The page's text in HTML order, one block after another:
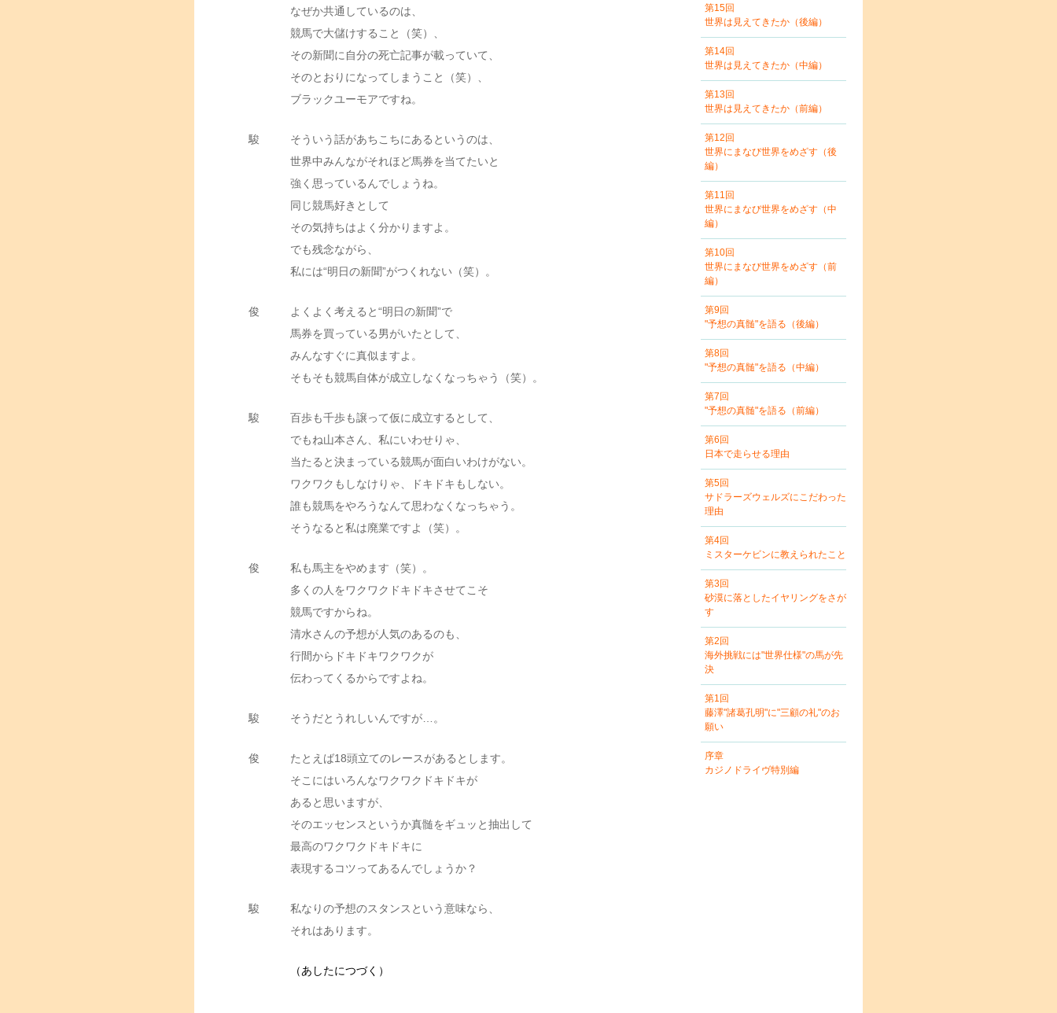
なぜか共通しているのは、
競馬で大儲けすること（笑）、
その新聞に自分の死亡記事が載っていて、
そのとおりになってしまうこと（笑）、
ブラックユーモアですね。
駿
そういう話があちこちにあるというのは、
世界中みんながそれほど馬券を当てたいと
強く思っているんでしょうね。
同じ競馬好きとして
その気持ちはよく分かりますよ。
でも残念ながら、
私には“明日の新聞”がつくれない（笑）。
俊
よくよく考えると“明日の新聞”で
馬券を買っている男がいたとして、
みんなすぐに真似ますよ。
そもそも競馬自体が成立しなくなっちゃう（笑）。
駿
百歩も千歩も譲って仮に成立するとして、
でもね山本さん、私にいわせりゃ、
当たると決まっている競馬が面白いわけがない。
ワクワクもしなけりゃ、ドキドキもしない。
誰も競馬をやろうなんて思わなくなっちゃう。
そうなると私は廃業ですよ（笑）。
俊
私も馬主をやめます（笑）。
多くの人をワクワクドキドキさせてこそ
競馬ですからね。
清水さんの予想が人気のあるのも、
行間からドキドキワクワクが
伝わってくるからですよね。
駿 そうだとうれしいんですが…。
俊
たとえば18頭立てのレースがあるとします。
そこにはいろんなワクワクドキドキが
あると思いますが、
そのエッセンスというか真髄をギュッと抽出して
最高のワクワクドキドキに
表現するコツってあるんでしょうか？
駿
私なりの予想のスタンスという意味なら、
それはあります。
（あしたにつづく）
第15回
世界は見えてきたか（後編）
第14回
世界は見えてきたか（中編）
第13回
世界は見えてきたか（前編）
第12回
世界にまなび世界をめざす（後
編）
第11回
世界にまなび世界をめざす（中
編）
第10回
世界にまなび世界をめざす（前
編）
第9回
"予想の真髄"を語る（後編）
第8回
"予想の真髄"を語る（中編）
第7回
"予想の真髄"を語る（前編）
第6回
日本で走らせる理由
第5回
サドラーズウェルズにこだわった
理由
第4回
ミスターケビンに教えられたこと
第3回
砂漠に落としたイヤリングをさが
す
第2回
海外挑戦には"世界仕様"の馬が先
決
第1回
藤澤"諸葛孔明"に"三顧の礼"のお
願い
序章
カジノドライヴ特別編